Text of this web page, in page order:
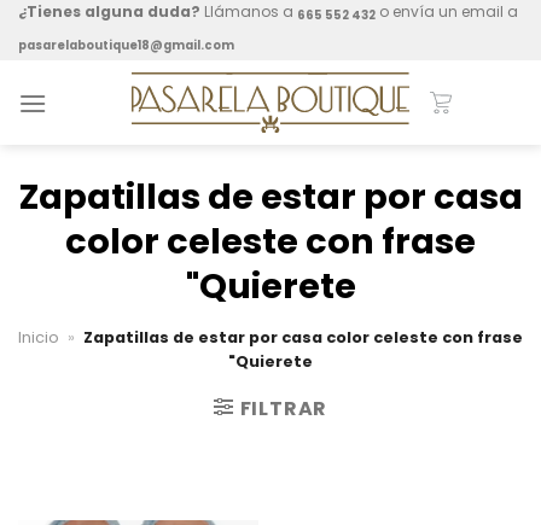
Skip¿Tienes alguna duda? Llámanos a 665 552 432 o envía un email a
pasarelaboutique18@gmail.com
Zapatillas de estar por casa
color celeste con frase
"Quierete
Inicio » Zapatillas de estar por casa color celeste con frase
"Quierete
FILTRAR